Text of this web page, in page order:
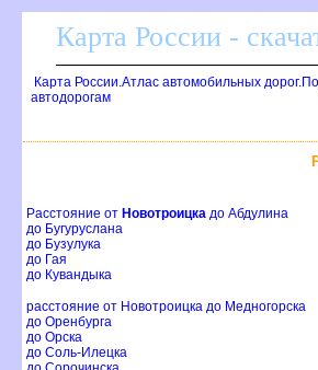
Карта России -
Карта России.Атлас автомобильных
автодорогам
Расстояние от Новотроицка до Абдулина
до Бугуруслана
до Бузулука
до Гая
до Кувандыка
расстояние от Новотроицка до Медногорска
до Оренбурга
до Орска
до Соль-Илецка